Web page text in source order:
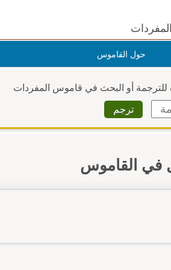
حول القاموس
للترجمة أو البحث في قاموس المفردات
في القاموس